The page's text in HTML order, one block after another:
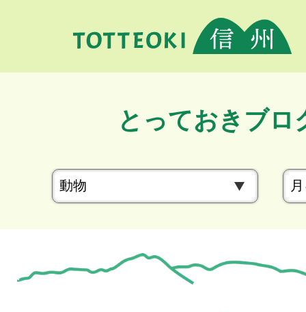
とっておきブロ
カ
テ
リ
ー